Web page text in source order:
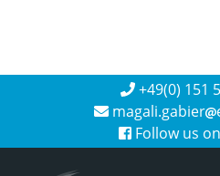
+49(0) 151
magali.gabier
Follow us